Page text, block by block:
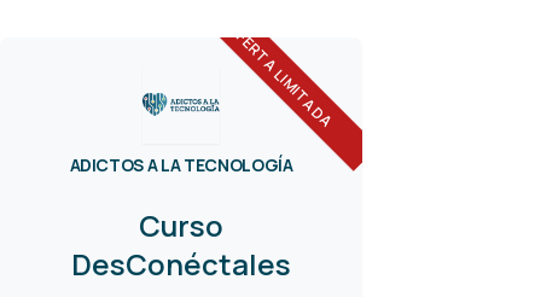
OFERTA LIMITADA
ADICTOS A LA TECNOLOGÍA
Curso
DesConéctales